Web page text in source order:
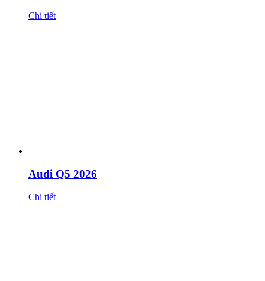
Chi tiết
Audi Q5 2026
Chi tiết